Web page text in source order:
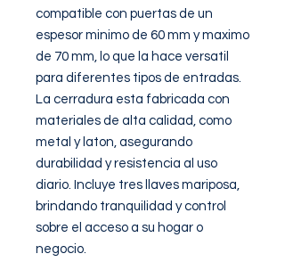
compatible con puertas de un
espesor minimo de 60 mm y maximo
de 70 mm, lo que la hace versatil
para diferentes tipos de entradas.
La cerradura esta fabricada con
materiales de alta calidad, como
metal y laton, asegurando
durabilidad y resistencia al uso
diario. Incluye tres llaves mariposa,
brindando tranquilidad y control
sobre el acceso a su hogar o
negocio.